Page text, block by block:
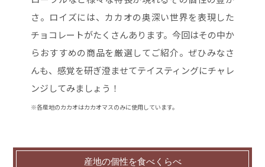
さ。ロイズには、カカオの奥深い世界を表現した
チョコレートがたくさんあります。今回はその中か
らおすすめの商品を厳選してご紹介。ぜひみなさ
んも、感覚を研ぎ澄ませてテイスティングにチャレ
ンジしてみましょう！
※各産地のカカオはカカオマスのみに使用しています。
産地の個性を食べくらべ